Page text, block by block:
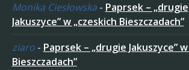
Monika Ciesłowska- Paprsek – „drugie
Jakuszyce” w „czeskich Bieszczadach”
ziaro- Paprsek – „drugie Jakuszyce”
Bieszczadach”